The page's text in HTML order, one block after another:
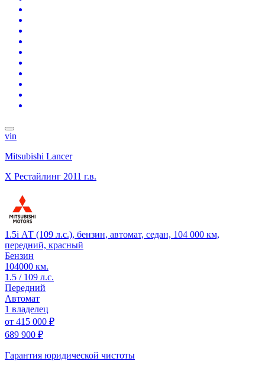
vin
Mitsubishi Lancer
X Рестайлинг 2011 г.в.
1.5i АТ (109 л.с.), бензин, автомат, седан, 104 000 км,
передний, красный
Бензин
104000 км.
1.5 / 109 л.с.
Передний
Автомат
1 владелец
от 415 000 ₽
689 900 ₽
Гарантия юридической чистоты